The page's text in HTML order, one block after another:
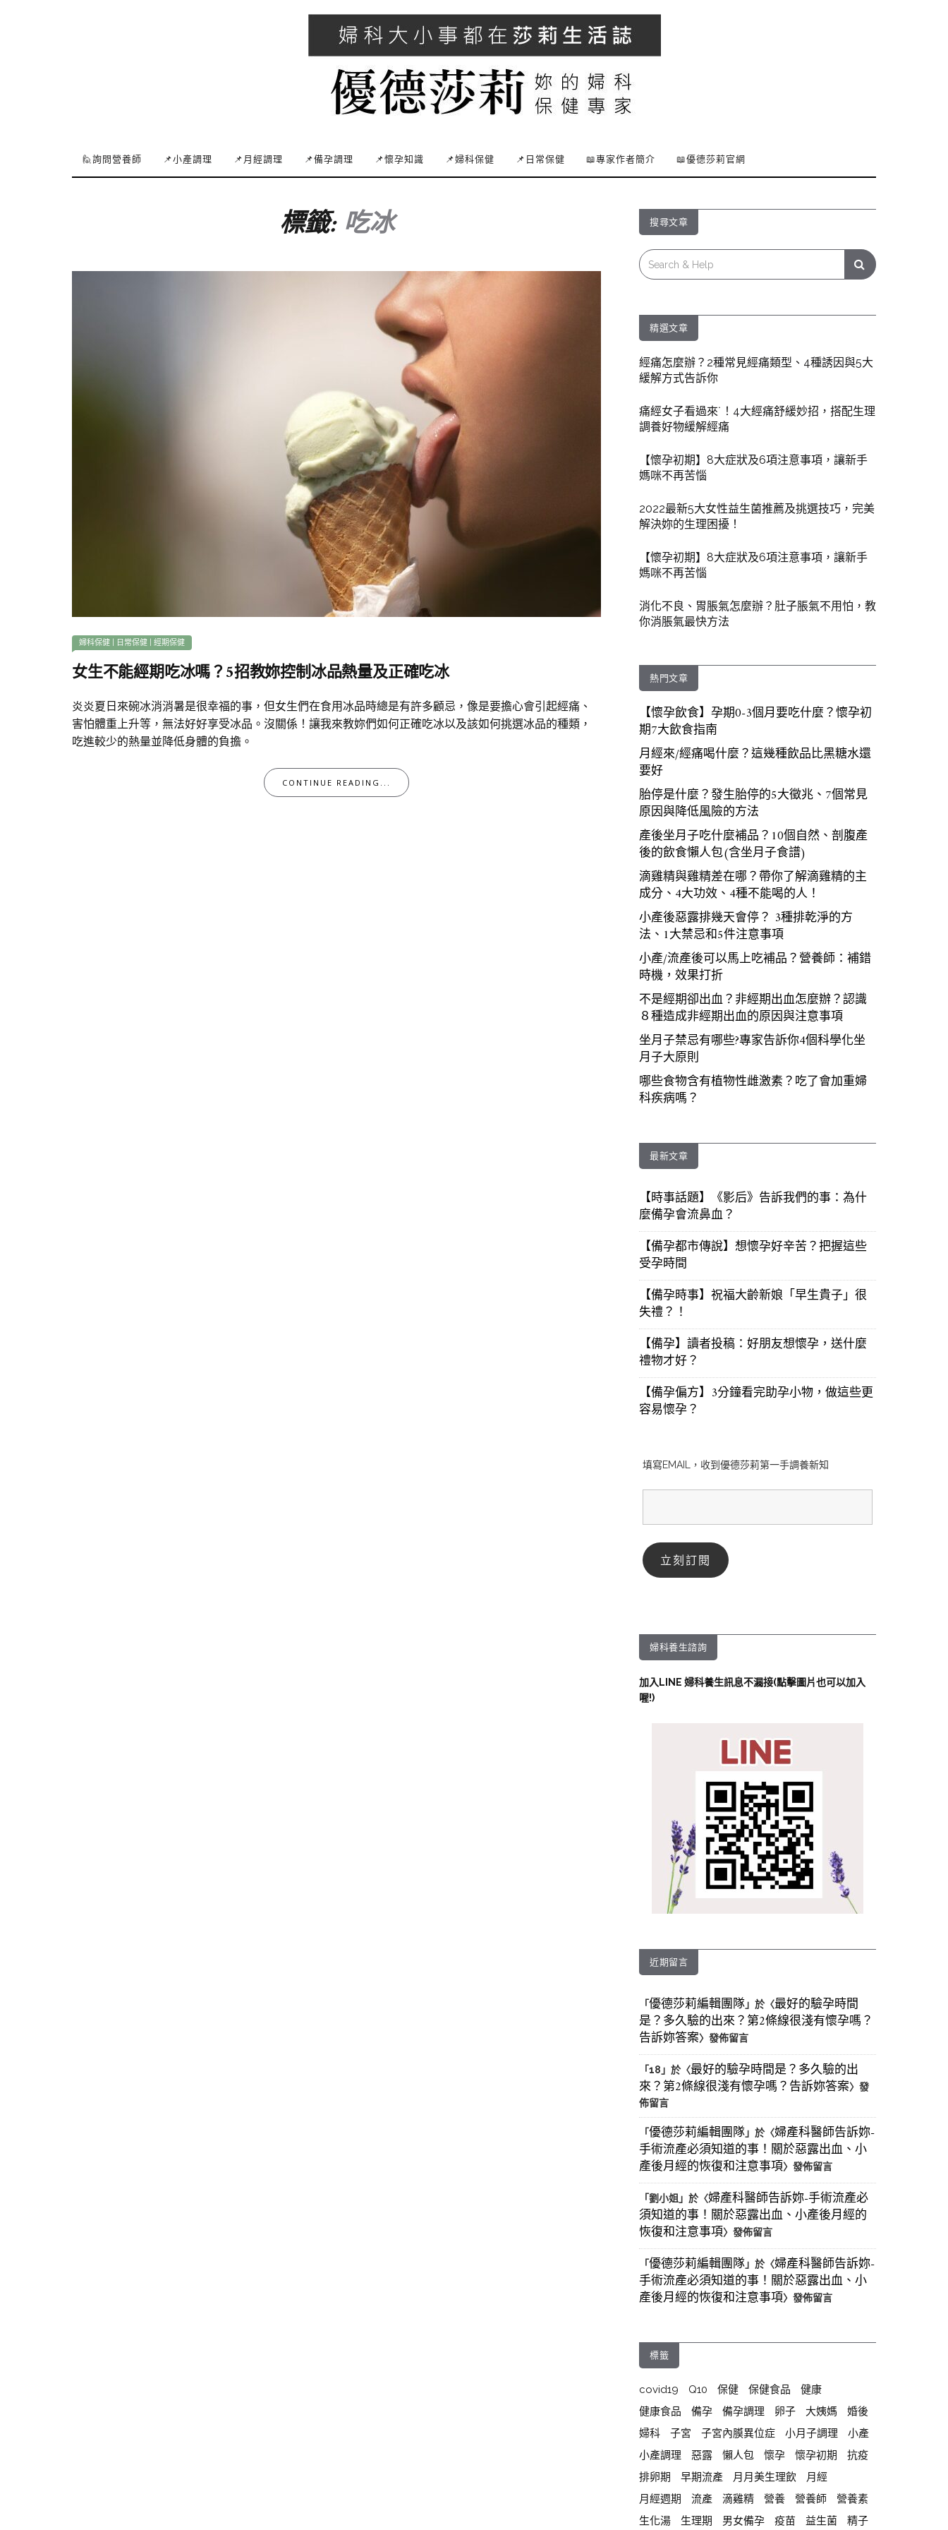
🙋詢問營養師 📌小產調理 📌月經調理 📌備孕調理 📌懷孕知識 📌婦科保健 📌日常保健 📖專家作者簡介 📖優德莎莉官網
標籤:吃冰
婦科保健 日常保健 經期保健
女生不能經期吃冰嗎？5招教妳控制冰品熱量及正確吃冰
炎炎夏日來碗冰消消暑是很幸福的事，但女生們在食用冰品時總是有許多顧忌，像是要擔心會引起經痛、
害怕體重上升等，無法好好享受冰品。沒關係！讓我來教妳們如何正確吃冰以及該如何挑選冰品的種類，
吃進較少的熱量並降低身體的負擔。
CONTINUE READING...
搜尋文章
Search
for:
精選文章
經痛怎麼辦？2種常見經痛類型、4種誘因與5大
緩解方式告訴你
痛經女子看過來˙！4大經痛舒緩妙招，搭配生理
調養好物緩解經痛
【懷孕初期】8大症狀及6項注意事項，讓新手
媽咪不再苦惱
2022最新5大女性益生菌推薦及挑選技巧，完美
解決妳的生理困擾！
【懷孕初期】8大症狀及6項注意事項，讓新手
媽咪不再苦惱
消化不良、胃脹氣怎麼辦？肚子脹氣不用怕，教
你消脹氣最快方法
熱門文章
【懷孕飲食】孕期0-3個月要吃什麼？懷孕初
期7大飲食指南
月經來/經痛喝什麼？這幾種飲品比黑糖水還
要好
胎停是什麼？發生胎停的5大徵兆、7個常見
原因與降低風險的方法
產後坐月子吃什麼補品？10個自然、剖腹產
後的飲食懶人包(含坐月子食譜)
滴雞精與雞精差在哪？帶你了解滴雞精的主
成分、4大功效、4種不能喝的人！
小產後惡露排幾天會停？ 3種排乾淨的方
法、1大禁忌和5件注意事項
小產/流產後可以馬上吃補品？營養師：補錯
時機，效果打折
不是經期卻出血？非經期出血怎麼辦？認識
８種造成非經期出血的原因與注意事項
坐月子禁忌有哪些?專家告訴你4個科學化坐
月子大原則
哪些食物含有植物性雌激素？吃了會加重婦
科疾病嗎？
最新文章
【時事話題】《影后》告訴我們的事：為什
麼備孕會流鼻血？
【備孕都市傳說】想懷孕好辛苦？把握這些
受孕時間
【備孕時事】祝福大齡新娘「早生貴子」很
失禮？！
【備孕】讀者投稿：好朋友想懷孕，送什麼
禮物才好？
【備孕偏方】3分鐘看完助孕小物，做這些更
容易懷孕？
填寫EMAIL，收到優德莎莉第一手調養新知
婦科養生諮詢
加入LINE 婦科養生訊息不漏接(點擊圖片也可以加入
喔!)
近期留言
「優德莎莉編輯團隊」於〈最好的驗孕時間
是？多久驗的出來？第2條線很淺有懷孕嗎？
告訴妳答案〉發佈留言
「18 」於〈最好的驗孕時間是？多久驗的出
來？第2條線很淺有懷孕嗎？告訴妳答案〉發
佈留言
「優德莎莉編輯團隊」於〈婦產科醫師告訴妳-
手術流產必須知道的事！關於惡露出血、小
產後月經的恢復和注意事項〉發佈留言
「劉小姐 」於〈婦產科醫師告訴妳-手術流產必
須知道的事！關於惡露出血、小產後月經的
恢復和注意事項〉發佈留言
「優德莎莉編輯團隊」於〈婦產科醫師告訴妳-
手術流產必須知道的事！關於惡露出血、小
產後月經的恢復和注意事項〉發佈留言
標籤
covid19 Q10 保健 保健食品
健康
健康食品
備孕 備孕調理 卵子 大姨媽
婚後
婦科
子宮 子宮內膜異位症 小月子調理
小產
小產調理
惡露 懶人包 懷孕 懷孕初期
抗疫
排卵期
早期流產 月月美生理飲
月經
月經週期
流產 滴雞精 營養 營養師
營養素
生化湯
生理期 男女備孕 疫苗 益生菌 精子